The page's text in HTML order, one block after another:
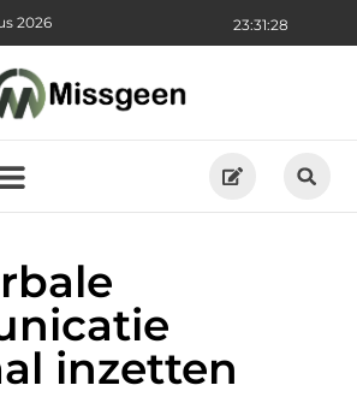
23:31:30
2026
inzetten